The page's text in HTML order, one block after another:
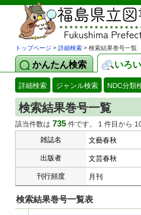
トップページ > 詳細検索 > 検索結果巻号一覧
かんたん検索 いろ
詳細検索 ジャンル検索 NDC分類
検索結果巻号一覧
該当件数は 735 件です。 1 件目から
雑誌名
文藝春秋
出版者 文芸春秋
刊行頻度 月刊
検索結果巻号一覧表